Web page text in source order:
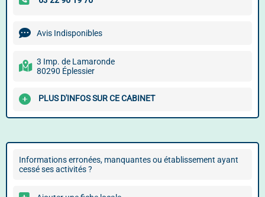
Avis Indisponibles
3 Imp. de Lamaronde
80290 Éplessier
PLUS D'INFOS SUR CE CABINET
Informations erronées, manquantes ou établissement ayant
cessé ses activités ?